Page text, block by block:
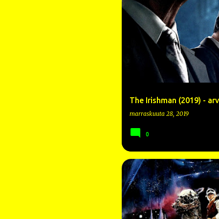
The Irishman (2019) -
marraskuuta 28, 2019
2019 AL PACINO ANNA
0
1980 ANTHONY DANIELS